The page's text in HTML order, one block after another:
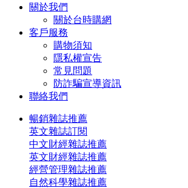
關於我們
關於台時購網
客戶服務
購物須知
隱私權宣告
常見問題
​防詐騙宣導資訊
聯絡我們
暢銷雜誌推薦
英文雜誌訂閱
中文財經雜誌推薦
英文財經雜誌推薦
經營管理雜誌推薦
自然科學雜誌推薦